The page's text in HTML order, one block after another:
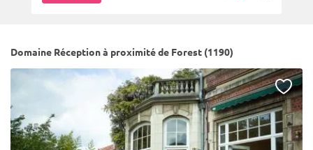
Domaine Réception à proximité de Forest (1190)